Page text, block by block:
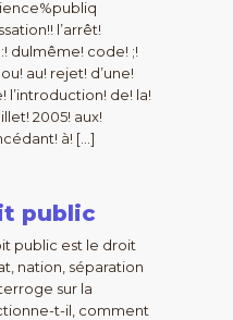
l’arrêt!
dulmême! code! ;!
au! rejet! d’une!
l’introduction! de! la!
2005! aux!
à! […]
public
public est le droit
nation, séparation
sur la
t-il, comment